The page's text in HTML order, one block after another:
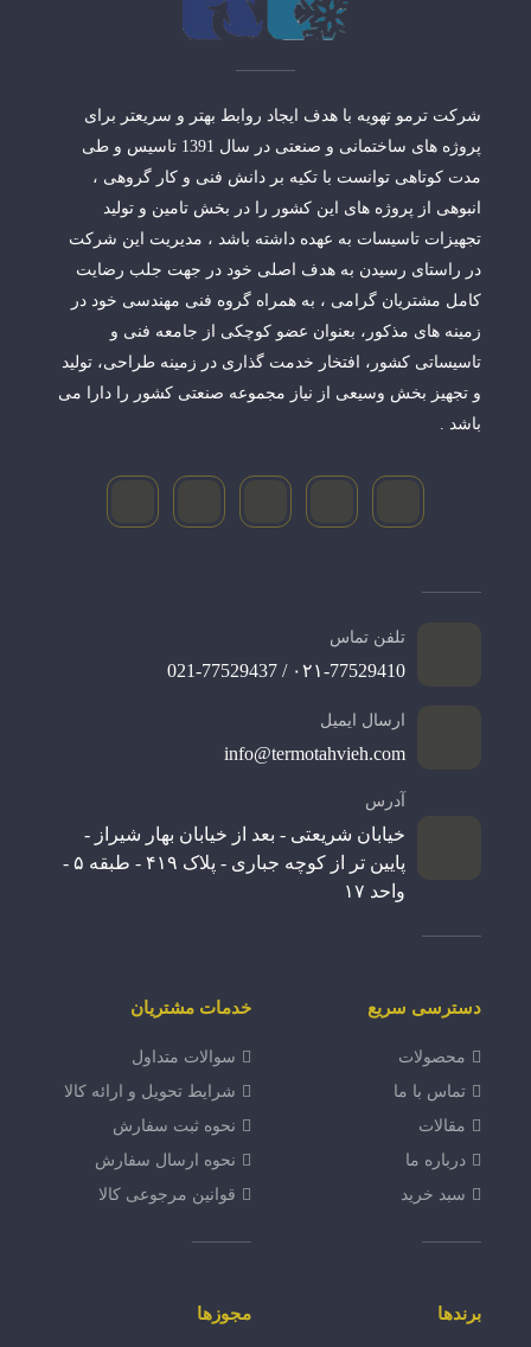
شرکت ترمو تهویه با هدف ایجاد روابط بهتر و سریعتر برای
پروژه های ساختمانی و صنعتی در سال 1391 تاسیس و طی
مدت کوتاهی توانست با تکیه بر دانش فنی و کار گروهی ،
انبوهی از پروژه های این کشور را در بخش تامین و تولید
تجهیزات تاسیسات به عهده داشته باشد ، مدیریت این شرکت
در راستای رسیدن به هدف اصلی خود در جهت جلب رضایت
کامل مشتریان گرامی ، به همراه گروه فنی مهندسی خود در
زمینه های مذکور، بعنوان عضو کوچکی از جامعه فنی و
تاسیساتی کشور، افتخار خدمت گذاری در زمینه طراحی، تولید
و تجهیز بخش وسیعی از نیاز مجموعه صنعتی کشور را دارا می
باشد .
تلفن تماس
۰۲۱-77529410 / 021-77529437
ارسال ایمیل
info@termotahvieh.com
آدرس
خیابان شریعتی - بعد از خیابان بهار شیراز -
پایین تر از کوچه جباری - پلاک ۴۱۹ - طبقه ۵ -
واحد ۱۷
دسترسی سریع
محصولات
تماس با ما
مقالات
درباره ما
سبد خرید
خدمات مشتریان
سوالات متداول
شرایط تحویل و ارائه کالا
نحوه ثبت سفارش
نحوه ارسال سفارش
قوانین مرجوعی کالا
برندها مجوزها